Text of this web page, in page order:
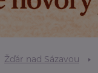
Žďár nad Sázavou